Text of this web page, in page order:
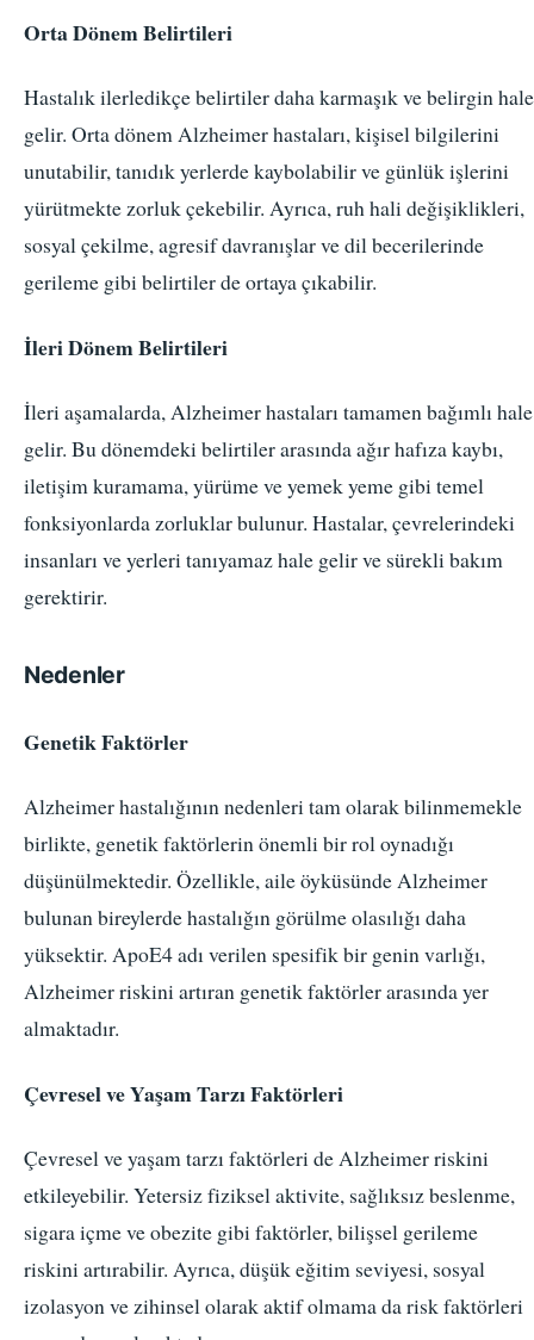
Orta Dönem Belirtileri
Hastalık ilerledikçe belirtiler daha karmaşık ve belirgin hale
gelir. Orta dönem Alzheimer hastaları, kişisel bilgilerini
unutabilir, tanıdık yerlerde kaybolabilir ve günlük işlerini
yürütmekte zorluk çekebilir. Ayrıca, ruh hali değişiklikleri,
sosyal çekilme, agresif davranışlar ve dil becerilerinde
gerileme gibi belirtiler de ortaya çıkabilir.
İleri Dönem Belirtileri
İleri aşamalarda, Alzheimer hastaları tamamen bağımlı hale
gelir. Bu dönemdeki belirtiler arasında ağır hafıza kaybı,
iletişim kuramama, yürüme ve yemek yeme gibi temel
fonksiyonlarda zorluklar bulunur. Hastalar, çevrelerindeki
insanları ve yerleri tanıyamaz hale gelir ve sürekli bakım
gerektirir.
Nedenler
Genetik Faktörler
Alzheimer hastalığının nedenleri tam olarak bilinmemekle
birlikte, genetik faktörlerin önemli bir rol oynadığı
düşünülmektedir. Özellikle, aile öyküsünde Alzheimer
bulunan bireylerde hastalığın görülme olasılığı daha
yüksektir. ApoE4 adı verilen spesifik bir genin varlığı,
Alzheimer riskini artıran genetik faktörler arasında yer
almaktadır.
Çevresel ve Yaşam Tarzı Faktörleri
Çevresel ve yaşam tarzı faktörleri de Alzheimer riskini
etkileyebilir. Yetersiz fiziksel aktivite, sağlıksız beslenme,
sigara içme ve obezite gibi faktörler, bilişsel gerileme
riskini artırabilir. Ayrıca, düşük eğitim seviyesi, sosyal
izolasyon ve zihinsel olarak aktif olmama da risk faktörleri